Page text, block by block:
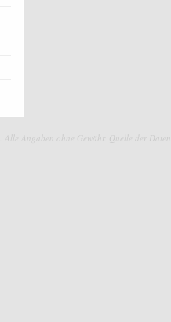
Alle Angaben ohne Gewähr. Quelle der